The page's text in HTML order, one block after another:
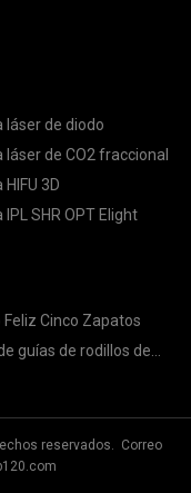
láser de diodo
láser de CO2 fraccional
3D
IPL SHR OPT Elight
Qingdao Feliz Cinco Zapatos
guías de rodillos de
reservados. Correo